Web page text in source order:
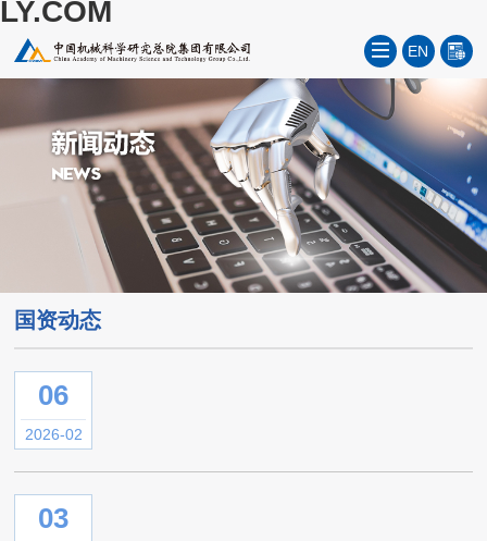
LY.COM
EN
国资动态
06
2026-02
03